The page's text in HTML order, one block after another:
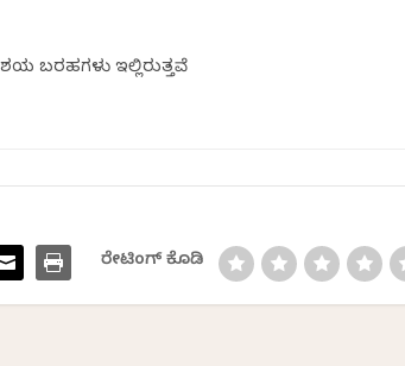
ಬರಹಗಳು ಇಲ್ಲಿರುತ್ತವೆ
ರೇಟಿಂಗ್ ಕೊಡಿ